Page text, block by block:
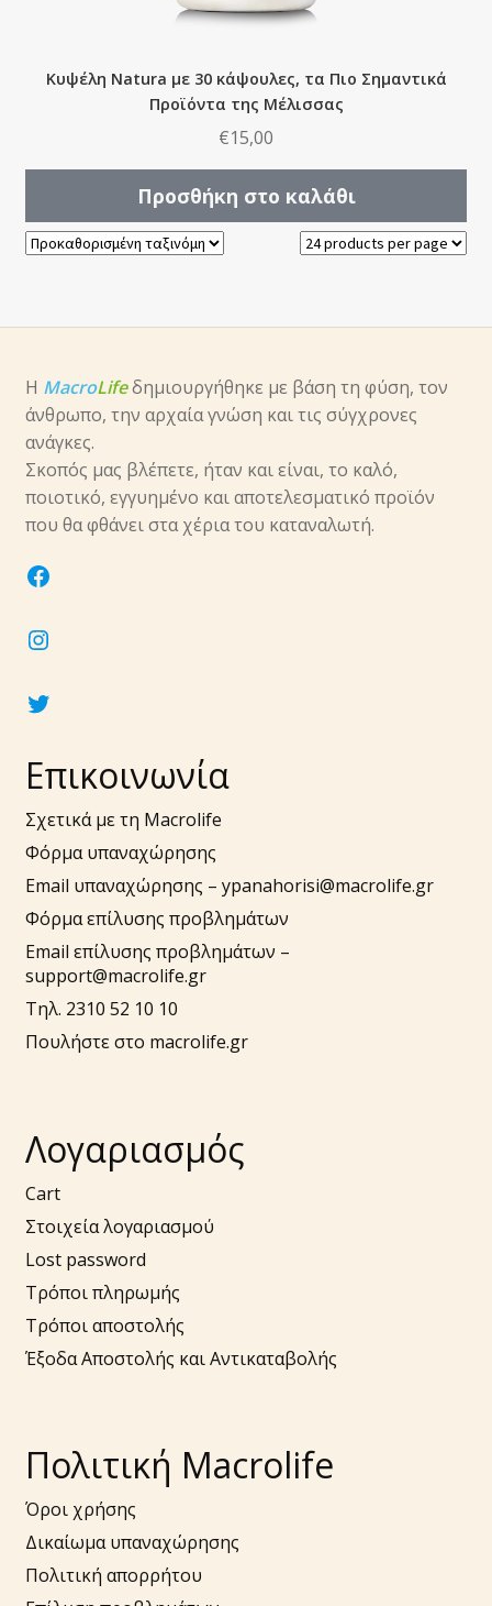
Κυψέλη Natura με 30 κάψουλες, τα Πιο Σημαντικά
Προϊόντα της Μέλισσας
€15,00
Προσθήκη στο καλάθι
Η MacroLifeδημιουργήθηκε με βάση τη φύση, τον
άνθρωπο, την αρχαία γνώση και τις σύγχρονες
ανάγκες.
Σκοπός μας βλέπετε, ήταν και είναι, το καλό,
ποιοτικό, εγγυημένο και αποτελεσματικό προϊόν
που θα φθάνει στα χέρια του καταναλωτή.
facebook
instagram
twitter
Επικοινωνία
Σχετικά με τη Macrolife
Φόρμα υπαναχώρησης
Email υπαναχώρησης – ypanahorisi@macrolife.gr
Φόρμα επίλυσης προβλημάτων
Email επίλυσης προβλημάτων –
support@macrolife.gr
Τηλ. 2310 52 10 10
Πουλήστε στο macrolife.gr
Λογαριασμός
Cart
Στοιχεία λογαριασμού
Lost password
Τρόποι πληρωμής
Τρόποι αποστολής
Έξοδα Αποστολής και Αντικαταβολής
Πολιτική Macrolife
Όροι χρήσης
Δικαίωμα υπαναχώρησης
Πολιτική απορρήτου